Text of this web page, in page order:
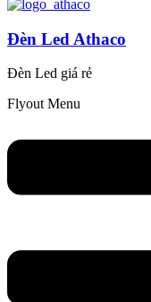
Đèn Led Athaco
Đèn Led giá rẻ
Flyout Menu